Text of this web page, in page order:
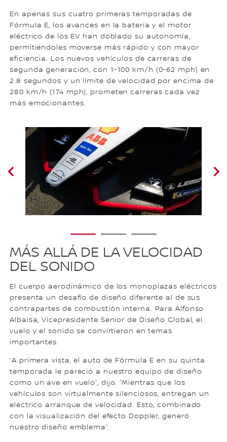
En apenas sus cuatro primeras temporadas de
Fórmula E, los avances en la batería y el motor
eléctrico de los EV han doblado su autonomía,
permitiéndoles moverse más rápido y con mayor
eficiencia. Los nuevos vehículos de carreras de
segunda generación, con 1-100 km/h (0-62 mph) en
2.8 segundos y un límite de velocidad por encima de
280 km/h (174 mph), prometen carreras cada vez
más emocionantes.
1 2 3
MÁS ALLÁ DE LA VELOCIDAD
DEL SONIDO
El cuerpo aerodinámico de los monoplazas eléctricos
presenta un desafío de diseño diferente al de sus
contrapartes de combustión interna. Para Alfonso
Albaisa, Vicepresidente Senior de Diseño Global, el
vuelo y el sonido se convirtieron en temas
importantes.
“A primera vista, el auto de Fórmula E en su quinta
temporada le pareció a nuestro equipo de diseño
como un ave en vuelo”, dijo. “Mientras que los
vehículos son virtualmente silenciosos, entregan un
eléctrico arranque de velocidad. Esto, combinado
con la visualización del efecto Doppler, generó
nuestro diseño emblema”.